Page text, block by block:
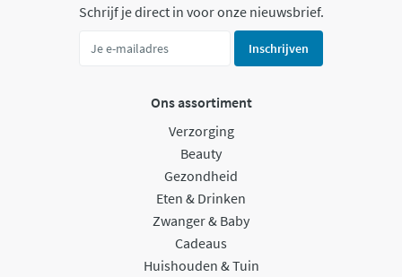
Schrijf je direct in voor onze nieuwsbrief.
Inschrijven
Ons assortiment
Verzorging
Beauty
Gezondheid
Eten & Drinken
Zwanger & Baby
Cadeaus
Huishouden & Tuin